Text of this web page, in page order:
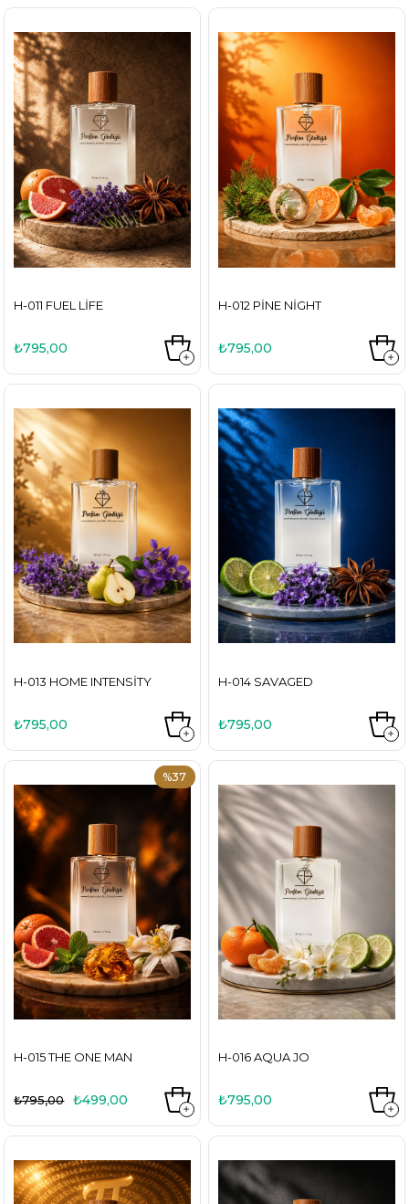
H-011 FUEL LIFE
₺795,00
H-012 PINE NIGHT
₺795,00
H-013 HOME INTENSITY
₺795,00
H-014 SAVAGED
₺795,00
H-015 THE ONE MAN
₺499,00
₺795,00
%37
H-016 AQUA JO
₺795,00